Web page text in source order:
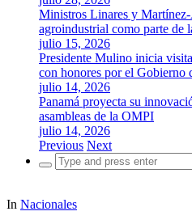
Ministros Linares y
agroindustrial como parte de
julio 15, 2026
Presidente Mulino inicia
con honores por el Gobierno
julio 14, 2026
Panamá proyecta su
asambleas de la OMPI
julio 14, 2026
Previous Next
Search
for:
In Nacionales